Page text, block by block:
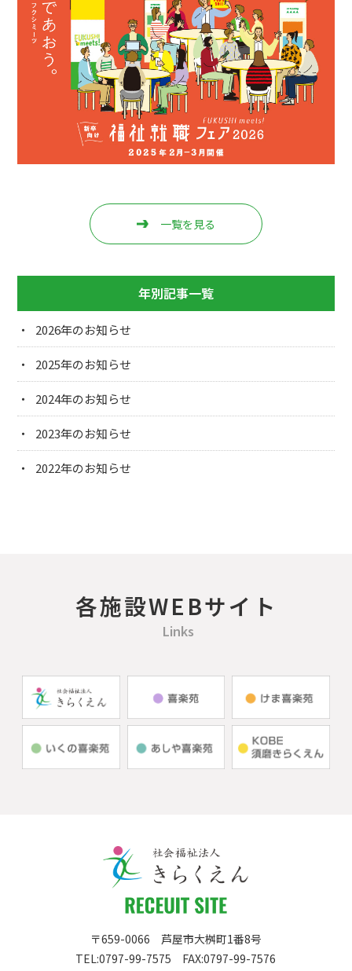
一覧を見る
年別記事一覧
2026
2025
2024
2023
2022
各施設WEBサイト
Links
〒659-0066 芦屋市大桝町1番8号
TEL:0797-99-7575 FAX:0797-99-7576